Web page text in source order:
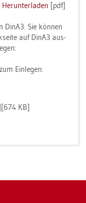
Her­un­ter­la­den [pdf]
DinA3. Sie kön­nen
auf DinA3 aus­
Ein­le­gen:
KB]